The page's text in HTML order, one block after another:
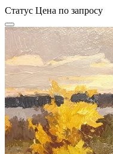
Статус Цена по запросу